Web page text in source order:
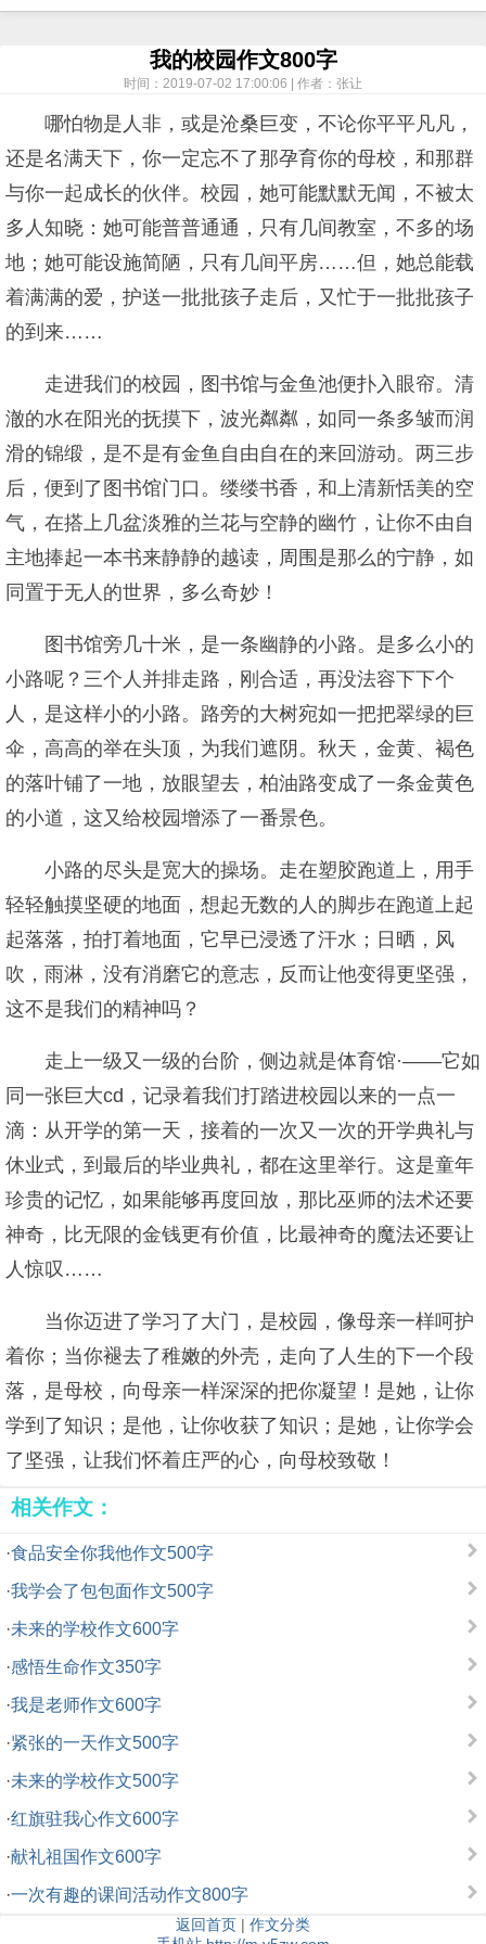
我的校园作文800字
时间：2019-07-02 17:00:06 | 作者：张让
哪怕物是人非，或是沧桑巨变，不论你平平凡凡，
还是名满天下，你一定忘不了那孕育你的母校，和那群
与你一起成长的伙伴。校园，她可能默默无闻，不被太
多人知晓：她可能普普通通，只有几间教室，不多的场
地；她可能设施简陋，只有几间平房……但，她总能载
着满满的爱，护送一批批孩子走后，又忙于一批批孩子
的到来……
走进我们的校园，图书馆与金鱼池便扑入眼帘。清
澈的水在阳光的抚摸下，波光粼粼，如同一条多皱而润
滑的锦缎，是不是有金鱼自由自在的来回游动。两三步
后，便到了图书馆门口。缕缕书香，和上清新恬美的空
气，在搭上几盆淡雅的兰花与空静的幽竹，让你不由自
主地捧起一本书来静静的越读，周围是那么的宁静，如
同置于无人的世界，多么奇妙！
图书馆旁几十米，是一条幽静的小路。是多么小的
小路呢？三个人并排走路，刚合适，再没法容下下个
人，是这样小的小路。路旁的大树宛如一把把翠绿的巨
伞，高高的举在头顶，为我们遮阴。秋天，金黄、褐色
的落叶铺了一地，放眼望去，柏油路变成了一条金黄色
的小道，这又给校园增添了一番景色。
小路的尽头是宽大的操场。走在塑胶跑道上，用手
轻轻触摸坚硬的地面，想起无数的人的脚步在跑道上起
起落落，拍打着地面，它早已浸透了汗水；日晒，风
吹，雨淋，没有消磨它的意志，反而让他变得更坚强，
这不是我们的精神吗？
走上一级又一级的台阶，侧边就是体育馆·——它如
同一张巨大cd，记录着我们打踏进校园以来的一点一
滴：从开学的第一天，接着的一次又一次的开学典礼与
休业式，到最后的毕业典礼，都在这里举行。这是童年
珍贵的记忆，如果能够再度回放，那比巫师的法术还要
神奇，比无限的金钱更有价值，比最神奇的魔法还要让
人惊叹……
当你迈进了学习了大门，是校园，像母亲一样呵护
着你；当你褪去了稚嫩的外壳，走向了人生的下一个段
落，是母校，向母亲一样深深的把你凝望！是她，让你
学到了知识；是他，让你收获了知识；是她，让你学会
了坚强，让我们怀着庄严的心，向母校致敬！
相关作文：
·食品安全你我他作文500字
·我学会了包包面作文500字
·未来的学校作文600字
·感悟生命作文350字
·我是老师作文600字
·紧张的一天作文500字
·未来的学校作文500字
·红旗驻我心作文600字
·献礼祖国作文600字
·一次有趣的课间活动作文800字
返回首页 | 作文分类